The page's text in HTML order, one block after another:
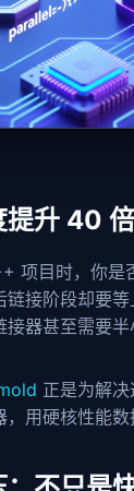
提升 40
项目时，你是
链接阶段却要
接器甚至需要
正是为解
，用硬核性能